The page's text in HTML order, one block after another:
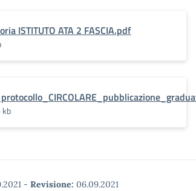
ISTITUTO ATA 2 FASCIA.pdf
kb
- Revisione: 06.09.2021